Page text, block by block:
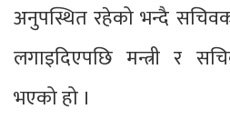
अनुपस्थित रहेको भन्दै
लगाइदिएपछि मन्त्री र
भएको हो ।